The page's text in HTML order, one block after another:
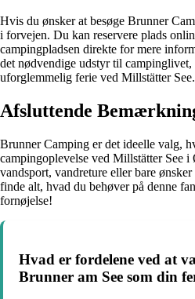
Hvis du ønsker at besøge Brunner
i forvejen. Du kan reservere plads
campingpladsen direkte for mere
det nødvendige udstyr til
uforglemmelig ferie ved Millstätter See.
Afsluttende
Brunner Camping er det ideelle valg,
campingoplevelse ved Millstätter See
vandsport, vandreture eller bare
finde alt, hvad du behøver på denne
fornøjelse!
Hvad er fordelene ved at
Brunner am See som din